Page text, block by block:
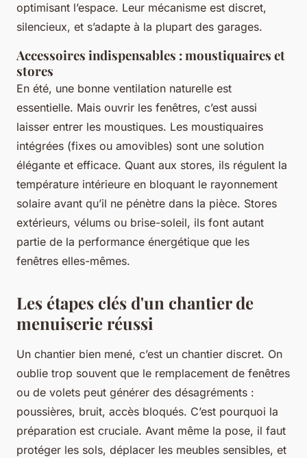
optimisant l’espace. Leur mécanisme est discret,
silencieux, et s’adapte à la plupart des garages.
Accessoires indispensables : moustiquaires et
stores
En été, une bonne ventilation naturelle est
essentielle. Mais ouvrir les fenêtres, c’est aussi
laisser entrer les moustiques. Les moustiquaires
intégrées (fixes ou amovibles) sont une solution
élégante et efficace. Quant aux stores, ils régulent la
température intérieure en bloquant le rayonnement
solaire avant qu’il ne pénètre dans la pièce. Stores
extérieurs, vélums ou brise-soleil, ils font autant
partie de la performance énergétique que les
fenêtres elles-mêmes.
Les étapes clés d'un chantier de
menuiserie réussi
Un chantier bien mené, c’est un chantier discret. On
oublie trop souvent que le remplacement de fenêtres
ou de volets peut générer des désagréments :
poussières, bruit, accès bloqués. C’est pourquoi la
préparation est cruciale. Avant même la pose, il faut
protéger les sols, déplacer les meubles sensibles, et